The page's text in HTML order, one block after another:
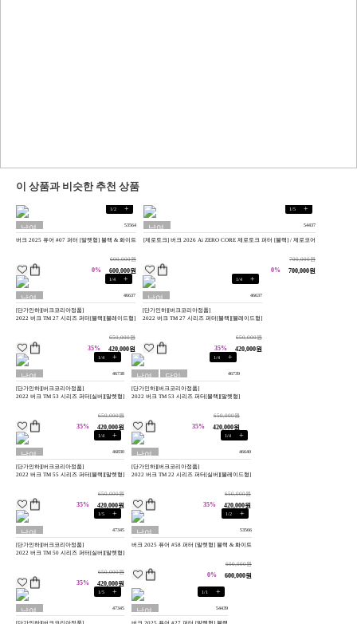
이 상품과 비슷한 추천 상품
1/2 +
남여
공용
53564
버크 2025 퓨어 #07 퍼터 [말렛형] 블랙 & 화이트
600,000원
0% 600,000원
1/5 +
남여
공용
54437
[제로토크] 버크 2026 Ai ZERO CORE 제로토크 퍼터 [블랙] / 제로코어
700,000원
0% 700,000원
1/4 +
남여
공용
46637
[단가인하][버크코리아정품]
2022 버크 TM 27 시리즈 퍼터[블랙][블레이드형]
650,000원
35% 420,000원
1/4 +
남여
공용
46637
[단가인하][버크코리아정품]
2022 버크 TM 27 시리즈 퍼터[블랙][블레이드형]
650,000원
35% 420,000원
1/4 +
남여
공용
46738
[단가인하][버크코리아정품]
2022 버크 TM 53 시리즈 퍼터[실버][말렛형]
650,000원
35% 420,000원
1/4 +
남여
공용
당일
배송
46739
[단가인하][버크코리아정품]
2022 버크 TM 53 시리즈 퍼터[블랙][말렛형]
650,000원
35% 420,000원
1/4 +
남여
공용
46830
[단가인하][버크코리아정품]
2022 버크 TM 55 시리즈 퍼터[블랙][말렛형]
650,000원
35% 420,000원
1/4 +
남여
공용
46640
[단가인하][버크코리아정품]
2022 버크 TM 22 시리즈 퍼터[실버][블레이드형]
650,000원
35% 420,000원
1/5 +
남여
공용
47345
[단가인하][버크코리아정품]
2022 버크 TM 50 시리즈 퍼터[실버][말렛형]
650,000원
35% 420,000원
1/2 +
남여
공용
53566
버크 2025 퓨어 #58 퍼터 [말렛형] 블랙 & 화이트
600,000원
0% 600,000원
1/5 +
남여
47345
1/1 +
남여
54439